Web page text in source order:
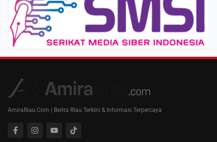
AmiraRiau.Com | Berita Riau Terkini & Informasi Terpercaya